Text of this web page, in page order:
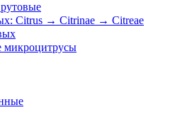
Citrus → Citrinae → Citreae